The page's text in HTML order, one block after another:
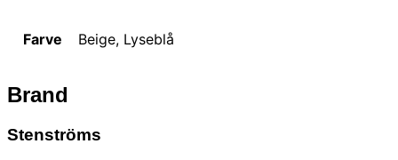
Farve Beige, Lyseblå
Brand
Stenströms